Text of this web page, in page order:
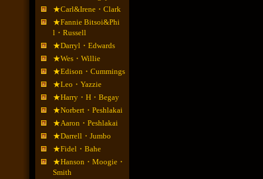
★Carl&Irene・Clark
★Fannie Bitsoi&Phi
l・Russell
★Darryl・Edwards
★Wes・Willie
★Edison・Cummings
★Leo・Yazzie
★Harry・H・Begay
★Norbert・Peshlakai
★Aaron・Peshlakai
★Darrell・Jumbo
★Fidel・Bahe
★Hanson・Moogie・
Smith